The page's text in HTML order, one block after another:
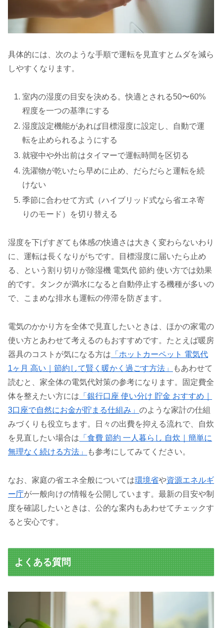
具体的には、次のような手順で運転を見直すとムダを減ら
しやすくなります。
室内の湿度の目安を決める。快適とされる50〜60%
程度を一つの基準にする
湿度設定機能があれば目標湿度に設定し、自動で運
転を止められるようにする
就寝中や外出前はタイマーで運転時間を区切る
洗濯物が乾いたら早めに止め、だらだらと運転を続
けない
季節に合わせて方式（ハイブリッド式なら省エネ寄
りのモード）を切り替える
湿度を下げすぎても体感の快適さは大きく変わらないわり
に、運転は長くなりがちです。目標湿度に届いたら止め
る、という割り切りが除湿機 電気代 節約 使い方では効果
的です。タンクが満水になると自動停止する機種が多いの
で、こまめな排水も運転の停滞を防ぎます。
電気のかかり方を全体で見直したいときは、ほかの家電の
使い方とあわせて考えるのもおすすめです。たとえば暖房
器具のコストが気になる方は 「ホットカーペット 電気代
1ヶ月 高い｜節約して賢く暖かく過ごす方法」
もあわせて
読むと、家全体の電気代対策の参考になります。固定費全
体を整えたい方には 「銀行口座 使い分け 貯金 おすすめ｜
3口座で自然にお金が貯まる仕組み」 のような家計の仕組
みづくりも役立ちます。日々の出費を抑える流れで、自炊
を見直したい場合は 「食費 節約 一人暮らし 自炊｜簡単に
無理なく続ける方法」
も参考にしてみてください。
なお、家庭の省エネ全般については環境省や資源エネルギ
ー庁が一般向けの情報を公開しています。最新の目安や制
度を確認したいときは、公的な案内もあわせてチェックす
ると安心です。
よくある質問